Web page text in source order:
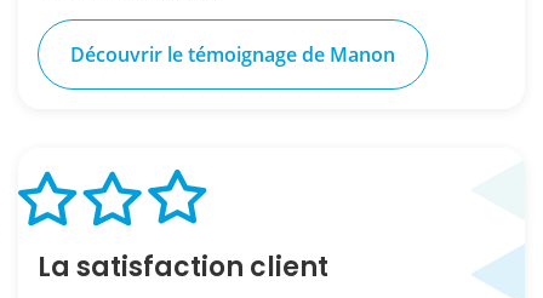
Découvrir le témoignage de Manon
La satisfaction client